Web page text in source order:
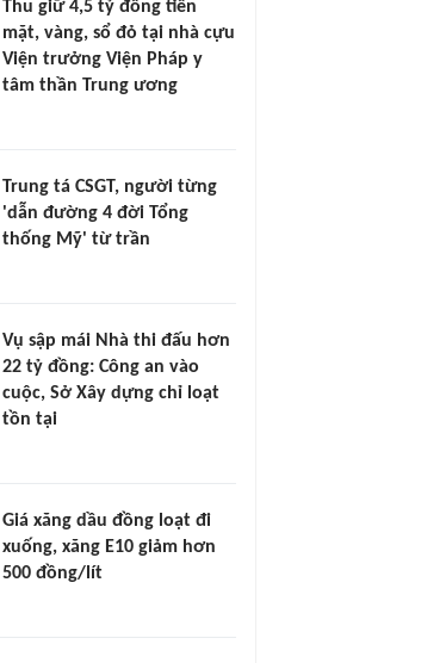
Thu giữ 4,5 tỷ đồng tiền
mặt, vàng, sổ đỏ tại nhà cựu
Viện trưởng Viện Pháp y
tâm thần Trung ương
Trung tá CSGT, người từng
'dẫn đường 4 đời Tổng
thống Mỹ' từ trần
Vụ sập mái Nhà thi đấu hơn
22 tỷ đồng: Công an vào
cuộc, Sở Xây dựng chỉ loạt
tồn tại
Giá xăng dầu đồng loạt đi
xuống, xăng E10 giảm hơn
500 đồng/lít